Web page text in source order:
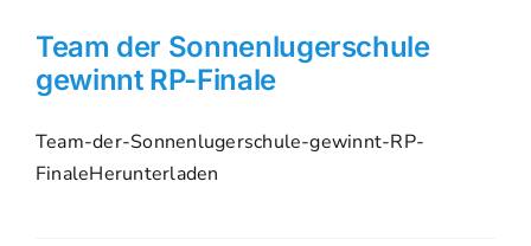
Team der Sonnenlugerschule
gewinnt RP-Finale
Team-der-Sonnenlugerschule-gewinnt-RP-
FinaleHerunterladen